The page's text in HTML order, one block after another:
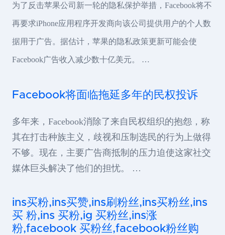
为了反击苹果公司新一轮的隐私保护举措，Facebook将不
再要求iPhone应用程序开发商向该公司提供用户的个人数
据用于广告。据估计，苹果的隐私政策更新可能会使
Facebook广告收入减少数十亿美元。 …
Facebook将面临拖延多年的民权投诉
多年来，Facebook消除了来自民权组织的抱怨，称
其在打击种族主义，歧视和压制选民的行为上做得
不够。现在，主要广告商抵制的压力迫使这家社交
媒体巨头解决了他们的担忧。 …
ins买粉,ins买赞,ins刷粉丝,ins买粉丝,ins
买 粉,ins 买粉,ig 买粉丝,ins涨
粉,facebook 买粉丝,facebook粉丝购